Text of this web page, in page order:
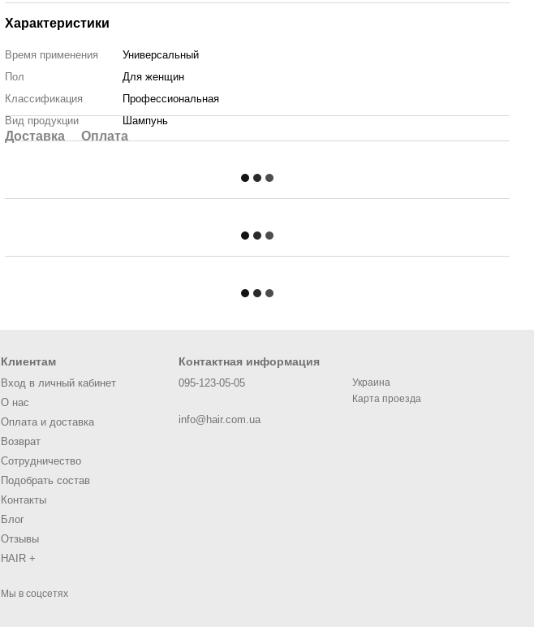
Характеристики
Время применения
Универсальный
Пол
Для женщин
Классификация
Профессиональная
Вид продукции
Шампунь
Доставка Оплата
Клиентам
Вход в личный кабинет
О нас
Оплата и доставка
Возврат
Сотрудничество
Подобрать состав
Контакты
Блог
Отзывы
HAIR +
Мы в соцсетях
Контактная информация
095-123-05-05
info@hair.com.ua
Украина
Карта проезда